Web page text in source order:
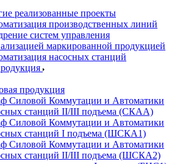
реализованные проекты
производственных линий
систем управления
маркированной продукцией
насосных станций
продукция
Силовой Коммутации и Автоматики
станций II/III подъема (СКАА)
Силовой Коммутации и Автоматики
станций I подъема (ШСКА1)
Силовой Коммутации и Автоматики
станций II/III подъема (ШСКА2)